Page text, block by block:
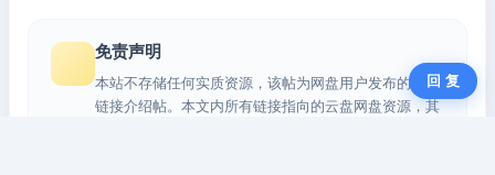
免责声明
本站不存储任何实质资源，该帖为网盘用户发布的网盘
链接介绍帖。本文内所有链接指向的云盘网盘资源，其
回 复